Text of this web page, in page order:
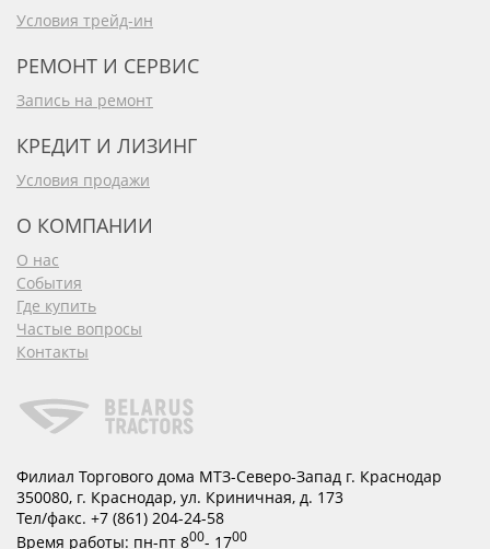
Условия трейд-ин
РЕМОНТ И СЕРВИС
Запись на ремонт
КРЕДИТ И ЛИЗИНГ
Условия продажи
О КОМПАНИИ
О нас
События
Где купить
Частые вопросы
Контакты
Филиал Торгового дома МТЗ-Северо-Запад г. Краснодар
350080, г. Краснодар, ул. Криничная, д. 173
Тел/факс. +7 (861) 204-24-58
Время работы: пн-пт 800- 1700